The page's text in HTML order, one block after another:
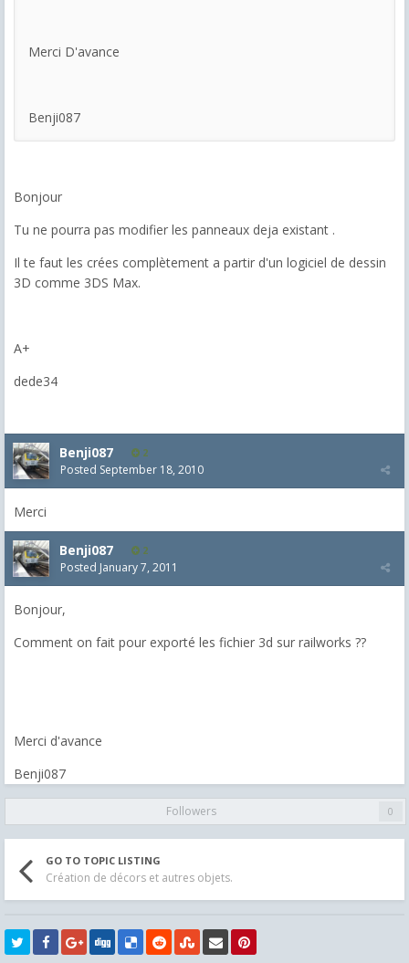
Merci D'avance
Benji087
Bonjour
Tu ne pourra pas modifier les panneaux deja existant .
Il te faut les crées complètement a partir d'un logiciel de dessin
3D comme 3DS Max.
A+
dede34
Benji087 2
Posted September 18, 2010
Merci
Benji087 2
Posted January 7, 2011
Bonjour,
Comment on fait pour exporté les fichier 3d sur railworks ??
Merci d'avance
Benji087
Followers 0
GO TO TOPIC LISTING
Création de décors et autres objets.